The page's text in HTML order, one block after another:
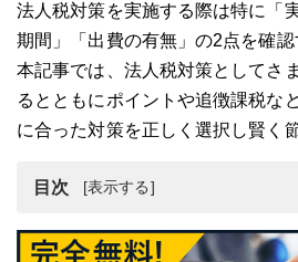
法人税対策を実施する際は特に「
期間」「出費の有無」の2点を確認
本記事では、法人税対策としてさ
るとともにポイントや追徴課税な
に合った対策を正しく選択し賢く
目次
法人税とは？